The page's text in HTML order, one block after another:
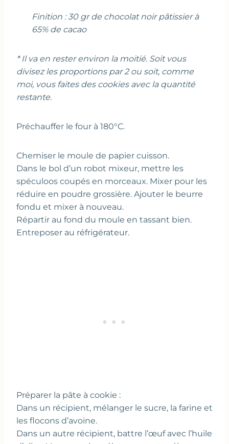
Finition : 30 gr de chocolat noir pâtissier à
65% de cacao
* Il va en rester environ la moitié. Soit vous
divisez les proportions par 2 ou soit, comme
moi, vous faites des cookies avec la quantité
restante.
Préchauffer le four à 180°C.
Chemiser le moule de papier cuisson.
Dans le bol d’un robot mixeur, mettre les
spéculoos coupés en morceaux. Mixer pour les
réduire en poudre grossière. Ajouter le beurre
fondu et mixer à nouveau.
Répartir au fond du moule en tassant bien.
Entreposer au réfrigérateur.
Préparer la pâte à cookie :
Dans un récipient, mélanger le sucre, la farine et
les flocons d’avoine.
Dans un autre récipient, battre l’œuf avec l’huile